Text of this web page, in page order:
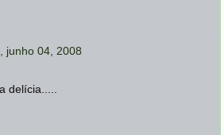
junho 04, 2008
delícia.....